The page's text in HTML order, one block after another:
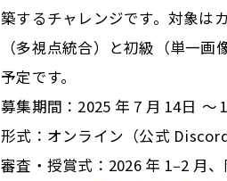
築するチャレンジです。対象は
（多視点統合）と初級（単一
予定です。
募集期間：2025 年 7 月 14日 〜
形式：オンライン（公式
審査・授賞式：2026 年 1‒2 月